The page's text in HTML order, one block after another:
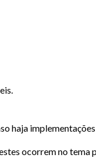
haja
ocorrem no tema